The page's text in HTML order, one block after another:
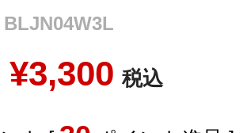
BLJN04W3L
¥3,300 税込